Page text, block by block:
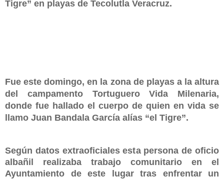
Tigre” en playas de Tecolutla Veracruz.
Fue este domingo, en la zona de playas a la altura
del campamento Tortuguero Vida Milenaria,
donde fue hallado el cuerpo de quien en vida se
llamo Juan Bandala García alías “el Tigre”.
Según datos extraoficiales esta persona de oficio
albañil realizaba trabajo comunitario en el
Ayuntamiento de este lugar tras enfrentar un